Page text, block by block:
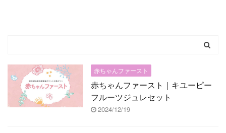
赤ちゃんファースト
赤ちゃんファースト｜キユーピー
フルーツジュレセット
2024/12/19